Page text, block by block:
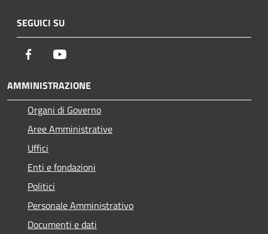
SEGUICI SU
Facebook
AMMINISTRAZIONE
Organi di Governo
Aree Amministrative
Uffici
Enti e fondazioni
Politici
Personale Amministrativo
Documenti e dati